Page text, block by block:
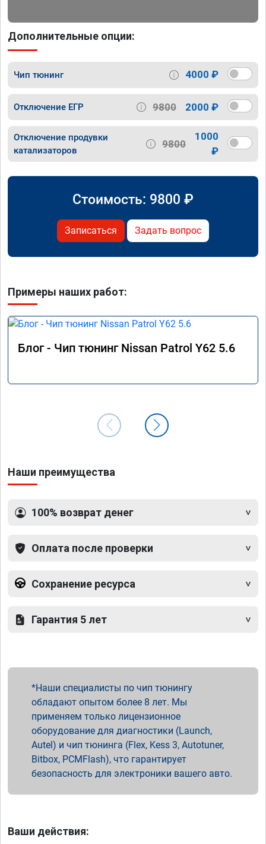
Дополнительные опции:
Чип тюнинг 4000 ₽
Отключение ЕГР 9800 2000 ₽
Отключение продувки
катализаторов
9800
1000
₽
Стоимость: 9800 ₽
Записаться Задать вопрос
Примеры наших работ:
Блог - Чип тюнинг Nissan Patrol Y62 5.6
Наши преимущества
100% возврат денег
Оплата после проверки
Сохранение ресурса
Гарантия 5 лет
Наши специалисты по чип тюнингу
обладают опытом более 8 лет. Мы
применяем только лицензионное
оборудование для диагностики (Launch,
Autel) и чип тюнинга (Flex, Kess 3, Autotuner,
Bitbox, PCMFlash), что гарантирует
безопасность для электроники вашего авто.
Ваши действия: